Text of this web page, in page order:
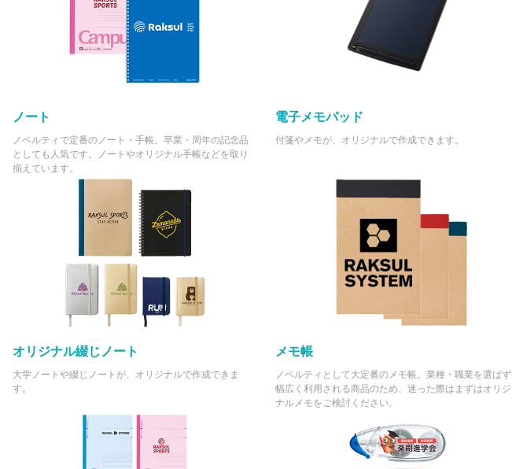
ノート
ノベルティで定番のノート・手帳。卒業・周年の記念品
としても人気です。ノートやオリジナル手帳などを取り
揃えています。
電子メモパッド
付箋やメモが、オリジナルで作成できます。
オリジナル綴じノート
大学ノートや綴じノートが、オリジナルで作成できま
す。
メモ帳
ノベルティとして大定番のメモ帳。業種・職業を選ばず
幅広く利用される商品のため、迷った際はまずはオリジ
ナルメモをご検討ください。